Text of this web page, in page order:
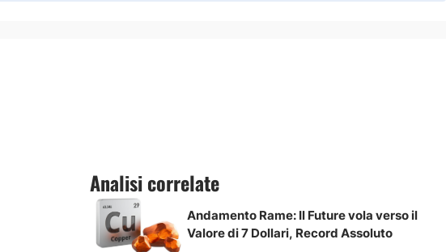
Analisi correlate
Andamento Rame: Il Future vola verso il
Valore di 7 Dollari, Record Assoluto